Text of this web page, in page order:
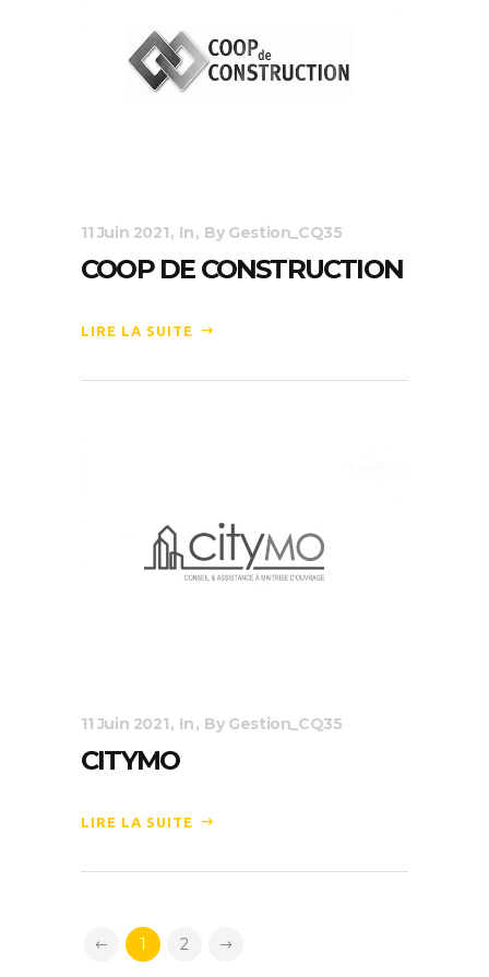
11 Juin 2021 In By Gestion_CQ35
COOP DE CONSTRUCTION
LIRE LA SUITE
11 Juin 2021 In By Gestion_CQ35
CITYMO
LIRE LA SUITE
1 2